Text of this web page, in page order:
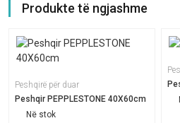
Produkte të ngjashme
Peshqirë për duar
Peshqir PEPPLESTONE 40X60cm
Në stok